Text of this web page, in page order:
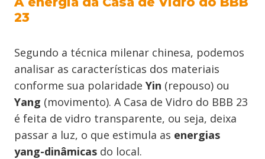
23
Segundo a técnica milenar chinesa, podemos
analisar as características dos materiais
conforme sua polaridade Yin (repouso) ou
Yang (movimento). A Casa de Vidro do BBB 23
é feita de vidro transparente, ou seja, deixa
passar a luz, o que estimula as energias
yang-dinâmicas do local.